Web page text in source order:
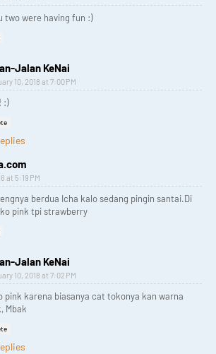
two were having fun :)
Jalan KeNai
10, 2018 at 7:00 PM
:)
at 5:19 PM
berdua Icha kalo sedang pingin santai.Di
pink tpi strawberry
Jalan KeNai
10, 2018 at 7:02 PM
pink karena biasanya cat tokonya kan warna
Mbak